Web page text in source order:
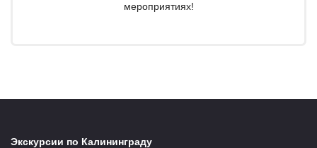
мероприятиях!
Экскурсии по Калининграду